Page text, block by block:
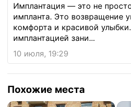
Имплантация — это не
импланта. Это возвращение
комфорта и красивой улыбки. В нашей клинике
имплантацией зани...
10 июля, 19:29
Похожие места